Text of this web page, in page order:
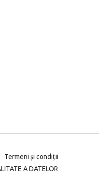
Termeni și condiții
A DATELOR